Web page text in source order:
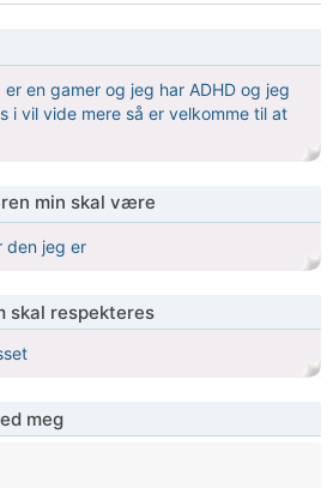
en gamer og jeg har ADHD og jeg
i vil vide mere så er velkomme til at
min skal være
den jeg er
skal respekteres
meg